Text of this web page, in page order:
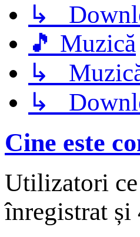
↳
🎵 Muzică
↳
↳
Cine este
Utilizatori
înregistrat